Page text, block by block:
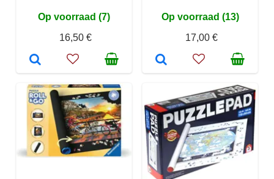
Op voorraad (7)
16,50 €
Op voorraad (13)
17,00 €